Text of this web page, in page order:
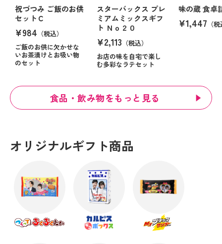
祝づつみ ご飯のお供
セットＣ
¥984 （税込）
ご飯のお供に欠かせな
いお茶漬けとお吸い物
のセット
スターバックス プレ
ミアムミックスギフ
ト Ｎｏ２０
¥2,113 （税込）
お店の味を自宅で楽し
む多彩なラテセット
味の蔵 食卓
¥1,447 （
食品・飲み物をもっと見る
オリジナルギフト商品